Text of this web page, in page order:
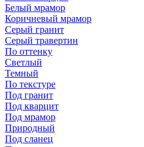
Белый мрамор
Коричневый мрамор
Серый гранит
Серый травертин
По оттенку
Светлый
Темный
По текстуре
Под гранит
Под кварцит
Под мрамор
Природный
Под сланец